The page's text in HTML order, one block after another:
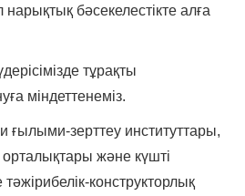
нарықтық бәсекелестікте алға
тұрақты
міндеттенеміз.
ғылыми-зерттеу институттары,
және күшті
конструкторлық